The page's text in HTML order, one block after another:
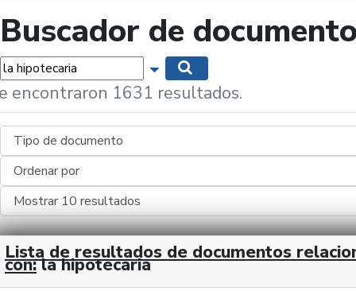
Buscador de
Mostrar opciones de búsqueda
encontraron 1631 resultados.
Lista de resultados de documentos
con: la hipotecaria